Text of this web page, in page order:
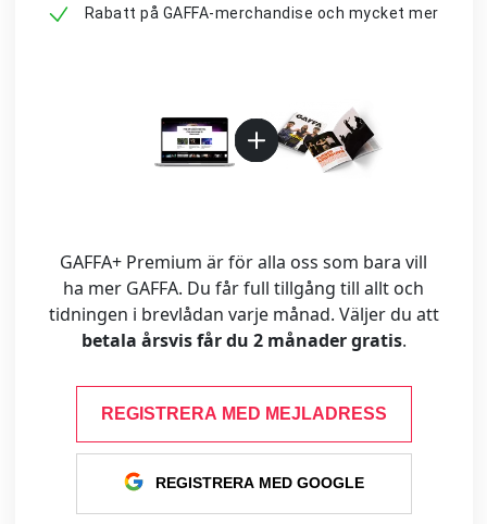
Rabatt på GAFFA-merchandise och mycket mer
GAFFA+ Premium är för alla oss som bara vill
ha mer GAFFA. Du får full tillgång till allt och
tidningen i brevlådan varje månad. Väljer du att
betala årsvis får du 2 månader gratis.
REGISTRERA MED MEJLADRESS
REGISTRERA MED GOOGLE